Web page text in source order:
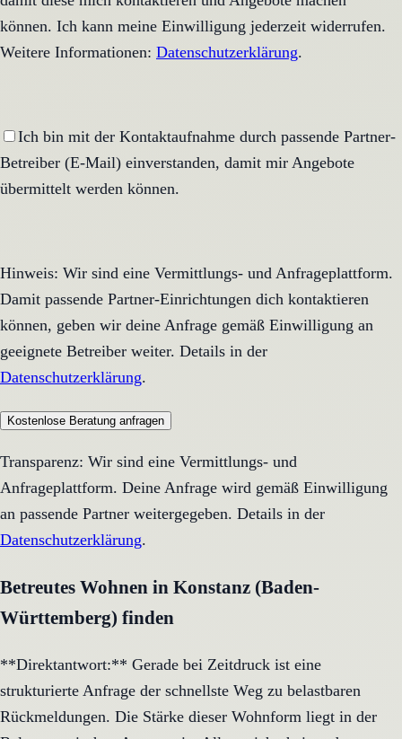
können. Ich kann meine Einwilligung jederzeit widerrufen.
Weitere Informationen: Datenschutzerklärung.
Ich bin mit der Kontaktaufnahme durch passende Partner-
Betreiber (E-Mail) einverstanden, damit mir Angebote
übermittelt werden können.
Hinweis: Wir sind eine Vermittlungs- und Anfrageplattform.
Damit passende Partner-Einrichtungen dich kontaktieren
können, geben wir deine Anfrage gemäß Einwilligung an
geeignete Betreiber weiter. Details in der
Datenschutzerklärung.
Kostenlose Beratung anfragen
Transparenz: Wir sind eine Vermittlungs- und
Anfrageplattform. Deine Anfrage wird gemäß Einwilligung
an passende Partner weitergegeben. Details in der
Datenschutzerklärung.
Betreutes Wohnen in Konstanz (Baden-
Württemberg) finden
**Direktantwort:** Gerade bei Zeitdruck ist eine
strukturierte Anfrage der schnellste Weg zu belastbaren
Rückmeldungen. Die Stärke dieser Wohnform liegt in der